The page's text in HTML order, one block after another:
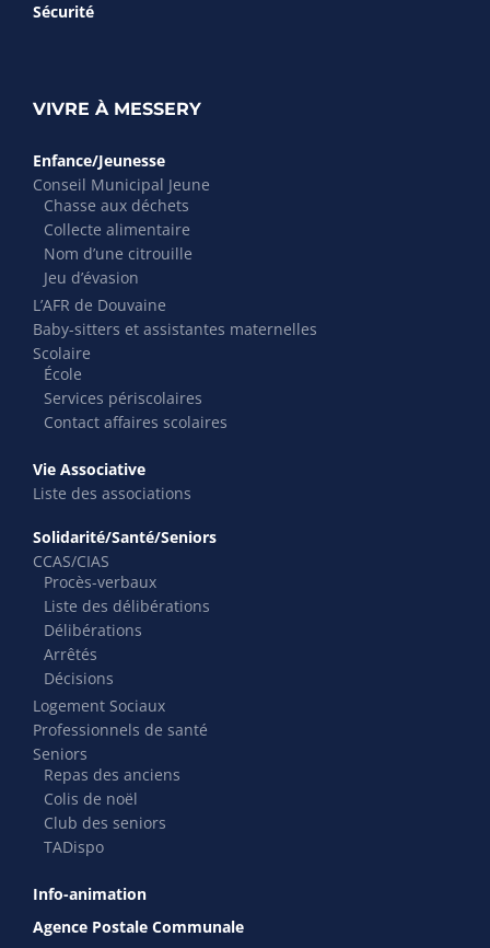
Sécurité
VIVRE À MESSERY
Enfance/Jeunesse
Conseil Municipal Jeune
Chasse aux déchets
Collecte alimentaire
Nom d’une citrouille
Jeu d’évasion
L’AFR de Douvaine
Baby-sitters et assistantes maternelles
Scolaire
École
Services périscolaires
Contact affaires scolaires
Vie Associative
Liste des associations
Solidarité/Santé/Seniors
CCAS/CIAS
Procès-verbaux
Liste des délibérations
Délibérations
Arrêtés
Décisions
Logement Sociaux
Professionnels de santé
Seniors
Repas des anciens
Colis de noël
Club des seniors
TADispo
Info-animation
Agence Postale Communale